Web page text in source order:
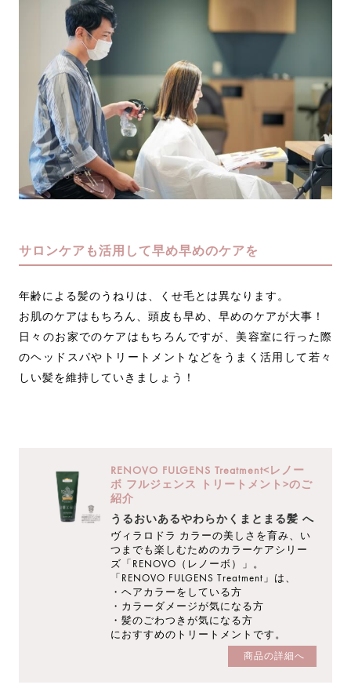
サロンケアも活用して早め早めのケアを
年齢による髪のうねりは、くせ毛とは異なります。
お肌のケアはもちろん、頭皮も早め、早めのケアが大事！
日々のお家でのケアはもちろんですが、美容室に行った際
のヘッドスパやトリートメントなどをうまく活用して若々
しい髪を維持していきましょう！
RENOVO FULGENS Treatment<レノー
ボ フルジェンス トリートメント>のご
紹介
うるおいあるやわらかくまとまる髪 へ
ヴィラロドラ カラーの美しさを育み、い
つまでも楽しむためのカラーケアシリー
ズ「RENOVO（レノーボ）」。
「RENOVO FULGENS Treatment」は、
・ヘアカラーをしている方
・カラーダメージが気になる方
・髪のごわつきが気になる方
におすすめのトリートメントです。
商品の詳細へ